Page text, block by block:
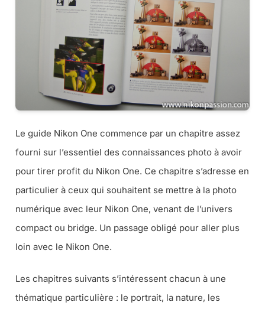
Le guide Nikon One commence par un chapitre assez
fourni sur l’essentiel des connaissances photo à avoir
pour tirer profit du Nikon One. Ce chapitre s’adresse en
particulier à ceux qui souhaitent se mettre à la photo
numérique avec leur Nikon One, venant de l’univers
compact ou bridge. Un passage obligé pour aller plus
loin avec le Nikon One.
Les chapitres suivants s’intéressent chacun à une
thématique particulière : le portrait, la nature, les